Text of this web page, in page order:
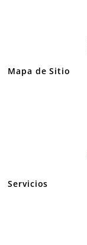
Mapa de Sitio
Servicios